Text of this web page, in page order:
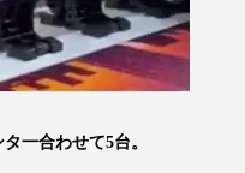
一合わせて5台。